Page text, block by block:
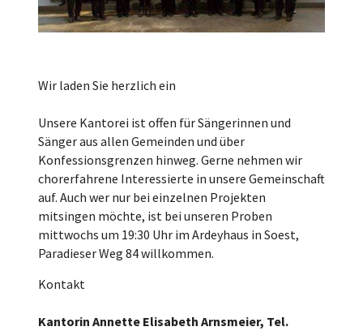
Wir laden Sie herzlich ein
Unsere Kantorei ist offen für Sängerinnen und
Sänger aus allen Gemeinden und über
Konfessionsgrenzen hinweg. Gerne nehmen wir
chorerfahrene Interessierte in unsere Gemeinschaft
auf. Auch wer nur bei einzelnen Projekten
mitsingen möchte, ist bei unseren Proben
mittwochs um 19:30 Uhr im Ardeyhaus in Soest,
Paradieser Weg 84 willkommen.
Kontakt
Kantorin Annette Elisabeth Arnsmeier, Tel.